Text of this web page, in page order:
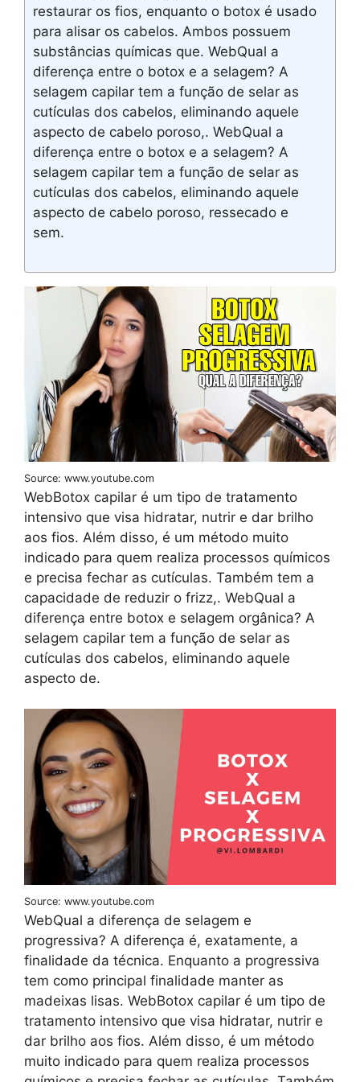
restaurar os fios, enquanto o botox é usado
para alisar os cabelos. Ambos possuem
substâncias químicas que. WebQual a
diferença entre o botox e a selagem? A
selagem capilar tem a função de selar as
cutículas dos cabelos, eliminando aquele
aspecto de cabelo poroso,. WebQual a
diferença entre o botox e a selagem? A
selagem capilar tem a função de selar as
cutículas dos cabelos, eliminando aquele
aspecto de cabelo poroso, ressecado e
sem.
Source: www.youtube.com
WebBotox capilar é um tipo de tratamento
intensivo que visa hidratar, nutrir e dar brilho
aos fios. Além disso, é um método muito
indicado para quem realiza processos químicos
e precisa fechar as cutículas. Também tem a
capacidade de reduzir o frizz,. WebQual a
diferença entre botox e selagem orgânica? A
selagem capilar tem a função de selar as
cutículas dos cabelos, eliminando aquele
aspecto de.
Source: www.youtube.com
WebQual a diferença de selagem e
progressiva? A diferença é, exatamente, a
finalidade da técnica. Enquanto a progressiva
tem como principal finalidade manter as
madeixas lisas. WebBotox capilar é um tipo de
tratamento intensivo que visa hidratar, nutrir e
dar brilho aos fios. Além disso, é um método
muito indicado para quem realiza processos